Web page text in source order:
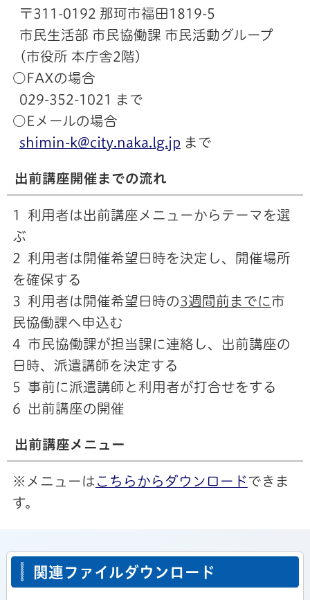
〒311-0192 那珂市福田1819-5
市民生活部 市民協働課 市民活動グループ
（市役所 本庁舎2階）
○FAXの場合
029-352-1021 まで
○Eメールの場合
shimin-k@city.naka.lg.jp まで
出前講座開催までの流れ
1 利用者は出前講座メニューからテーマを選
ぶ
2 利用者は開催希望日時を決定し、開催場所
を確保する
3 利用者は開催希望日時の 3週間前までに 市
民協働課へ申込む
4 市民協働課が担当課に連絡し、出前講座の
日時、派遣講師を決定する
5 事前に派遣講師と利用者が打合せをする
6 出前講座の開催
出前講座メニュー
※メニューは こちらからダウンロードできま
す。
関連ファイルダウンロード